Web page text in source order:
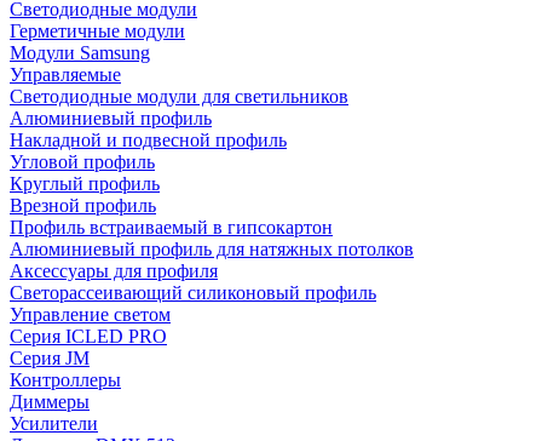
Светодиодные модули
Герметичные модули
Модули Samsung
Управляемые
Светодиодные модули для светильников
Алюминиевый профиль
Накладной и подвесной профиль
Угловой профиль
Круглый профиль
Врезной профиль
Профиль встраиваемый в гипсокартон
Алюминиевый профиль для натяжных потолков
Аксессуары для профиля
Светорассеивающий силиконовый профиль
Управление светом
Серия ICLED PRO
Серия JM
Контроллеры
Диммеры
Усилители